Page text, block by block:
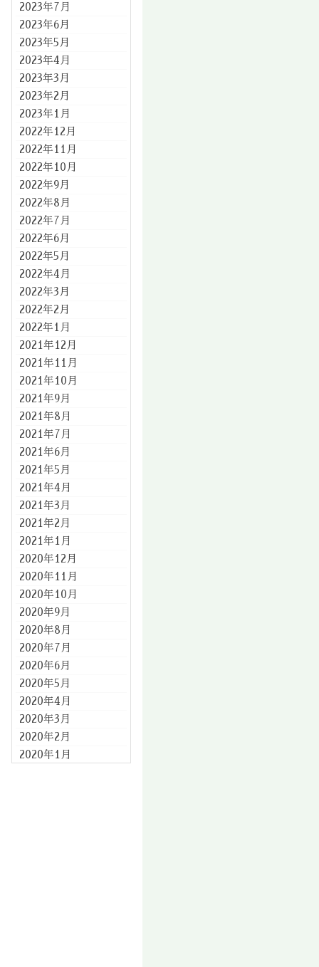
2023年7月
2023年6月
2023年5月
2023年4月
2023年3月
2023年2月
2023年1月
2022年12月
2022年11月
2022年10月
2022年9月
2022年8月
2022年7月
2022年6月
2022年5月
2022年4月
2022年3月
2022年2月
2022年1月
2021年12月
2021年11月
2021年10月
2021年9月
2021年8月
2021年7月
2021年6月
2021年5月
2021年4月
2021年3月
2021年2月
2021年1月
2020年12月
2020年11月
2020年10月
2020年9月
2020年8月
2020年7月
2020年6月
2020年5月
2020年4月
2020年3月
2020年2月
2020年1月